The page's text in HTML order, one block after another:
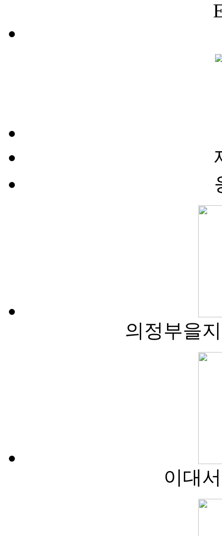
의정부을
이대